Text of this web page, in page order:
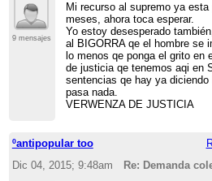
9 mensajes
Mi recurso al supremo ya
meses, ahora toca esperar.
Yo estoy desesperado
al BIGORRA qe el hombre se
lo menos qe ponga el grito
de justicia qe tenemos aqi en
sentencias qe hay ya
pasa nada.
VERWENZA DE JUSTICIA
ºantipopular too
Dic 04, 2015; 9:48am
Re: Demanda